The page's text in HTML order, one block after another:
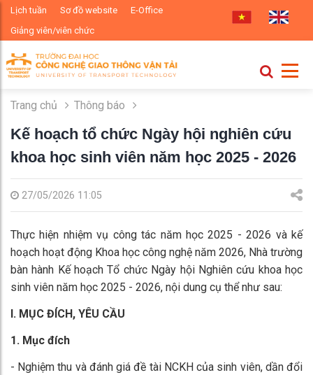
Lịch tuần Sơ đồ website
E-Office
Giảng viên/viên chức
Trang chủ Thông báo
Kế hoạch tổ chức Ngày hội nghiên cứu
khoa học sinh viên năm học 2025 - 2026
27/05/2026 11:05
Thực hiện nhiệm vụ công tác năm học 2025 - 2026 và kế
hoạch hoạt động Khoa học công nghệ năm 2026, Nhà trường
bàn hành Kế hoạch Tổ chức Ngày hội Nghiên cứu khoa học
sinh viên năm học 2025 - 2026, nội dung cụ thể như sau:
I. MỤC ĐÍCH, YÊU CẦU
1. Mục đích
- Nghiệm thu và đánh giá đề tài NCKH của sinh viên, dần đổi